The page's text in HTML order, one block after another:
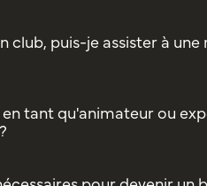
club, puis-je assister à
tant qu'animateur ou